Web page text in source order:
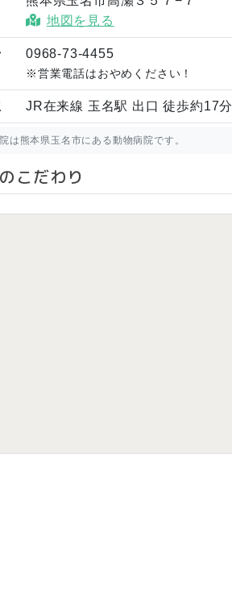
地図を見る
0968-73-4455
※営業電話はおやめください！
JR在来線 玉名駅 出口 徒歩約17分
は熊本県玉名市にある動物病院です。
こだわり